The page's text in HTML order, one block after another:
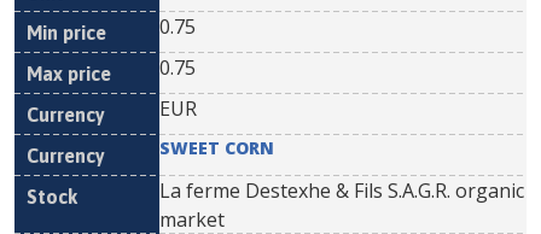
0.75
0.75
EUR
SWEET CORN
La ferme Destexhe & Fils S.A.G.R. organic
market